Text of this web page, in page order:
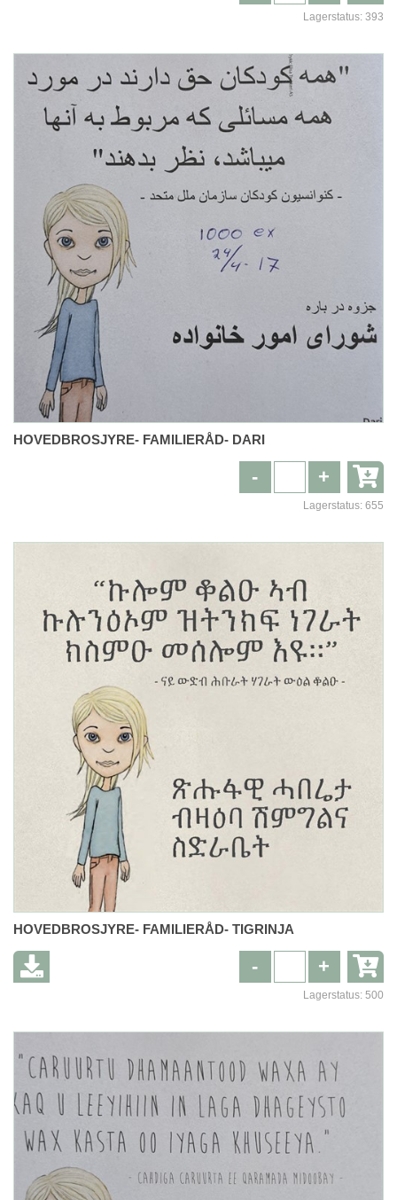
Lagerstatus: 393
HOVEDBROSJYRE- FAMILIERÅD- DARI
+
-
Lagerstatus: 655
HOVEDBROSJYRE- FAMILIERÅD- TIGRINJA
+
-
Lagerstatus: 500